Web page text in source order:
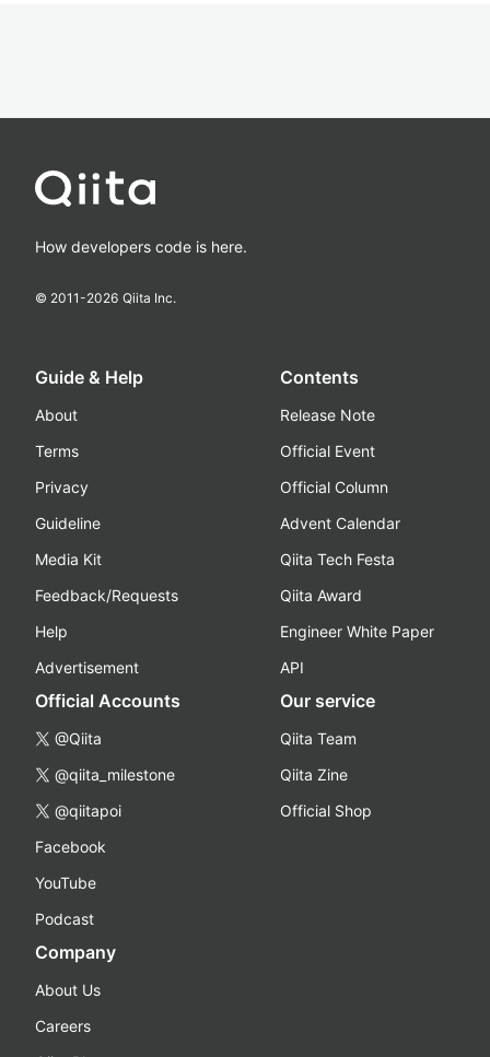
How developers code is here.
© 2011-2026 Qiita Inc.
Guide & Help
About
Terms
Privacy
Guideline
Media Kit
Feedback/Requests
Help
Advertisement
Contents
Release Note
Official Event
Official Column
Advent Calendar
Qiita Tech Festa
Qiita Award
Engineer White Paper
API
Official Accounts
@Qiita
@qiita_milestone
@qiitapoi
Facebook
YouTube
Podcast
Our service
Qiita Team
Qiita Zine
Official Shop
Company
About Us
Careers